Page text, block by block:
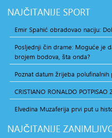
NAJČITANIJE SPORT
Emir Spahić obradovao naciju:
Posljednji čin drame: Moguće je
brojem bodova, šta onda?
Poznat datum žrijeba polufinalnih
CRISTIANO RONALDO POTPISAO
Elvedina Muzaferija prvi put u
NAJČITANIJE